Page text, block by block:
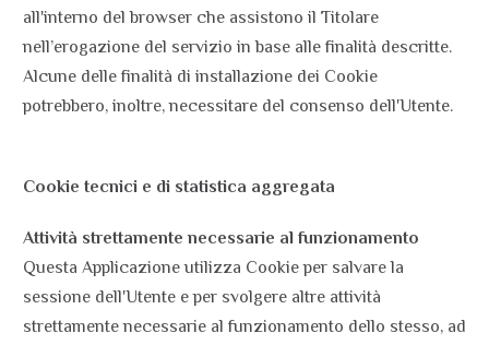
all'interno del browser che assistono il Titolare
nell’erogazione del servizio in base alle finalità descritte.
Alcune delle finalità di installazione dei Cookie
potrebbero, inoltre, necessitare del consenso dell'Utente.
Cookie tecnici e di statistica aggregata
Attività strettamente necessarie al funzionamento
Questa Applicazione utilizza Cookie per salvare la
sessione dell'Utente e per svolgere altre attività
strettamente necessarie al funzionamento dello stesso, ad